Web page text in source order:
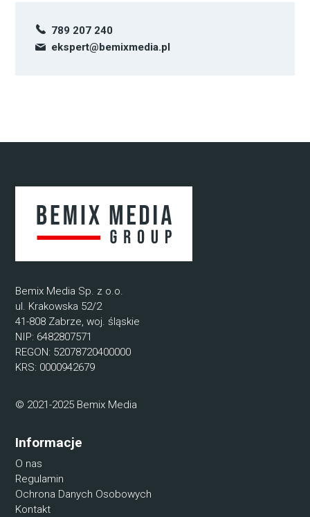
789 207 240
ekspert@bemixmedia.pl
Bemix Media Sp. z o.o.
ul. Krakowska 52/2
41-808 Zabrze, woj. śląskie
NIP: 6482807571
REGON: 52078720400000
KRS: 0000942679
© 2021-2025 Bemix Media
Informacje
O nas
Regulamin
Ochrona Danych Osobowych
Kontakt